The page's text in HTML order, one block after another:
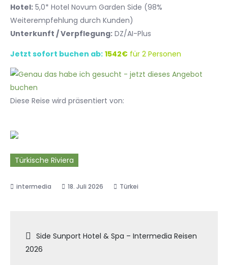
Hotel: 5,0* Hotel Novum Garden Side (98%
Weiterempfehlung durch Kunden)
Unterkunft / Verpflegung: DZ/AI-Plus
Jetzt sofort buchen ab: 1542€ für 2 Personen
Diese Reise wird präsentiert von:
Türkische Riviera
18. Juli 2026 Türkei
Beitragsnavigation
Side Sunport Hotel & Spa – Intermedia Reisen
2026